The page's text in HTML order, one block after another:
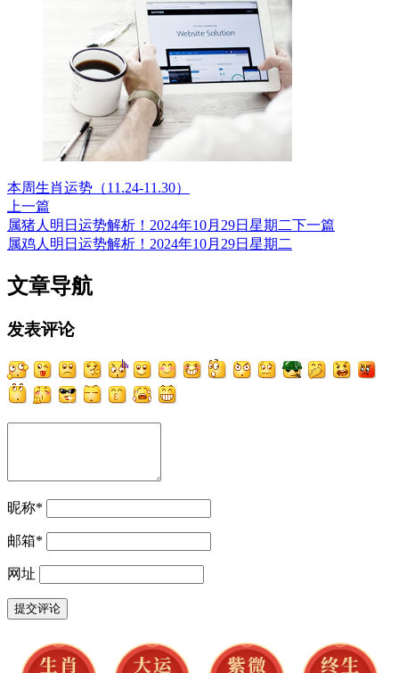
本周生肖运势（11.24-11.30）
上一篇
属猪人明日运势解析！2024年10月29日星期二下一篇
属鸡人明日运势解析！2024年10月29日星期二
文章导航
发表评论
昵称*
邮箱*
网址